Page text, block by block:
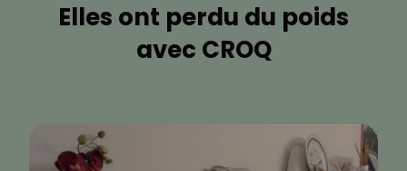
Elles ont perdu du poids
avec CROQ